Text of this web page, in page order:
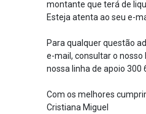
montante que terá de
Esteja atenta ao seu e-
Para qualquer questão
e-mail, consultar o
nossa linha de apoio 300
Com os melhores
Cristiana Miguel